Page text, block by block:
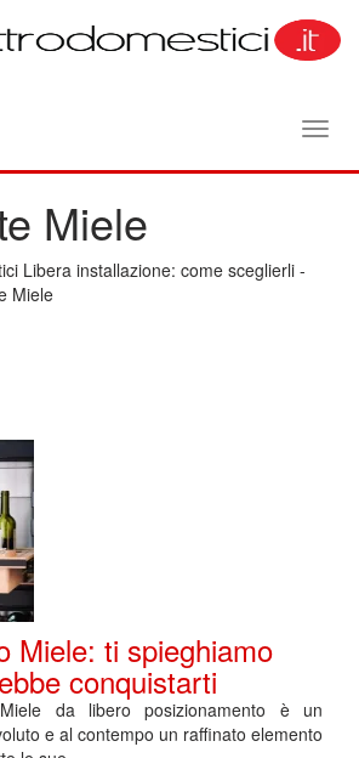
Miele
Libera installazione: come sceglierli -
Miele
Miele: ti spieghiamo
conquistarti
da libero posizionamento è un
e al contempo un raffinato elemento